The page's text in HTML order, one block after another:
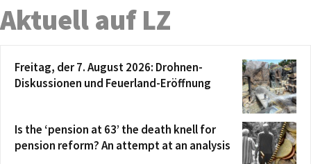
Aktuell auf LZ
Freitag, der 7. August 2026: Drohnen-
Diskussionen und Feuerland-Eröffnung
Is the ‘pension at 63’ the death knell for
pension reform? An attempt at an analysis